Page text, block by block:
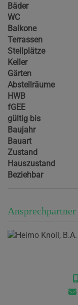
Bäder
WC
Balkone
Terrassen
Stellplätze
Keller
Gärten
Abstellräume
HWB
fGEE
gültig bis
Baujahr
Bauart
Zustand
Hauszustand
Beziehbar
Ansprechpartner